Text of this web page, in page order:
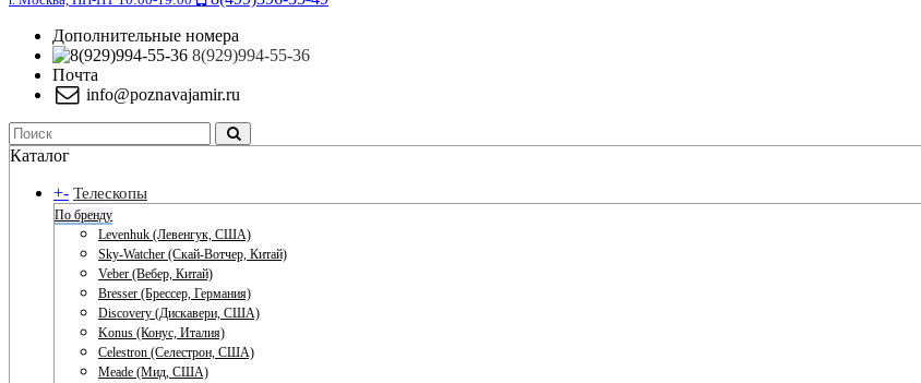
Дополнительные номера
8(929)994-55-36
Почта
info@poznavajamir.ru
Каталог
+- Телескопы
По бренду
Levenhuk (Левенгук, США)
Sky-Watcher (Скай-Вотчер, Китай)
Veber (Вебер, Китай)
Bresser (Брессер, Германия)
Discovery (Дискавери, США)
Konus (Конус, Италия)
Celestron (Селестрон, США)
Meade (Мид, США)